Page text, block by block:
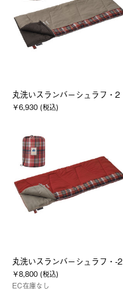
丸洗いスランバーシュラフ・2
￥6,930 (税込)
丸洗いスランバーシュラフ・-2
￥8,800 (税込)
EC在庫なし